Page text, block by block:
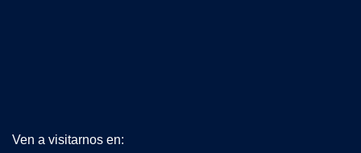
Ven a visitarnos en: